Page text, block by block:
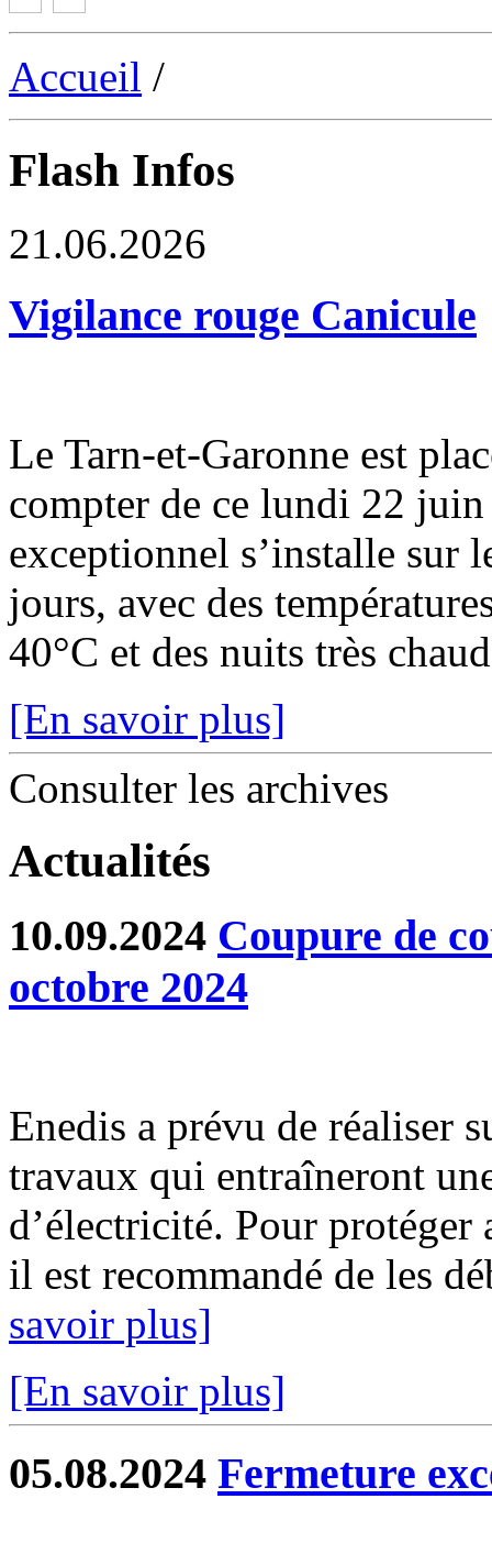
Accueil /
Flash Infos
21.06.2026
Vigilance rouge Canicule
Le Tarn-et-Garonne est
compter de ce lundi 22
exceptionnel s’installe sur
jours, avec des
40°C et des nuits très
[En savoir plus]
Consulter les archives
Actualités
10.09.2024 Coupure de
octobre 2024
Enedis a prévu de réaliser
travaux qui entraîneront
d’électricité. Pour protéger
il est recommandé de les
savoir plus]
[En savoir plus]
05.08.2024 Fermeture